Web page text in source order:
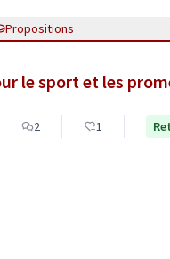
Propositions
le sport et les
2 1